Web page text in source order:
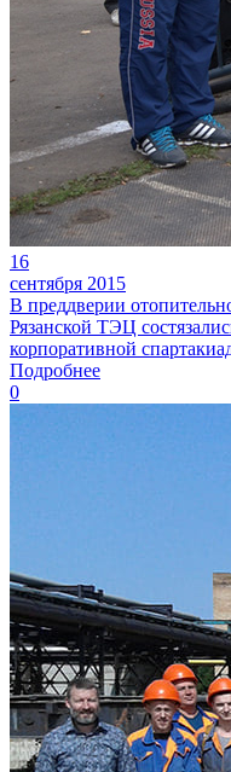
16
сентября 2015
В преддверии
Рязанской ТЭЦ
корпоративной
Подробнее
0